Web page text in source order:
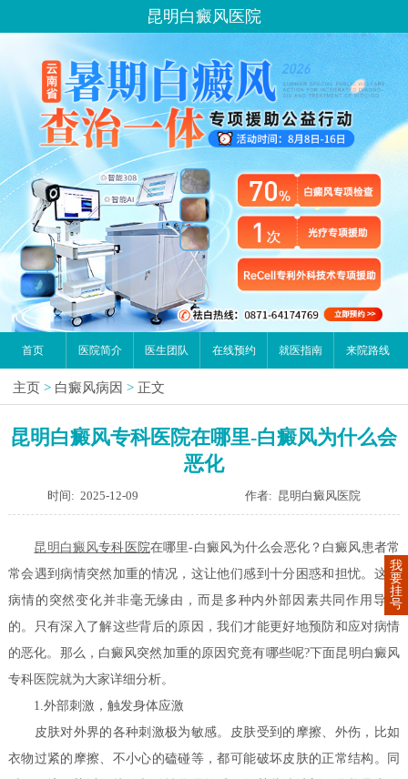
昆明白癜风医院
首页 医院简介 医生团队 在线预约 就医指南 来院路线
主页 > 白癜风病因 > 正文
昆明白癜风专科医院在哪里-白癜风为什么会
恶化
时间: 2025-12-09 作者: 昆明白癜风医院
昆明 白癜风专科医院在哪里-白癜风为什么会恶化？白癜风患者常
常会遇到病情突然加重的情况，这让他们感到十分困惑和担忧。这种
病情的突然变化并非毫无缘由，而是多种内外部因素共同作用导致
的。只有深入了解这些背后的原因，我们才能更好地预防和应对病情
的恶化。那么，白癜风突然加重的原因究竟有哪些呢?下面昆明白癜风
专科医院就为大家详细分析。
1.外部刺激，触发身体应激
皮肤对外界的各种刺激极为敏感。皮肤受到的摩擦、外伤，比如
衣物过紧的摩擦、不小心的磕碰等，都可能破坏皮肤的正常结构。同
我
要
挂
号